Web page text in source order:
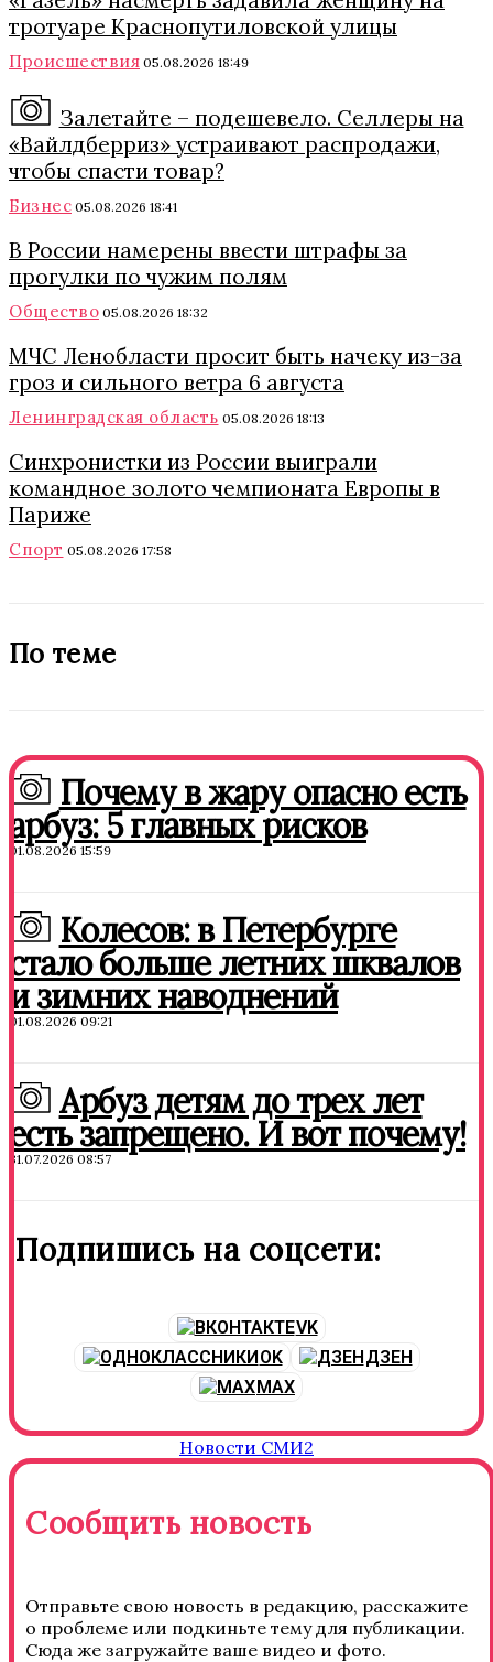
тротуаре Краснопутиловской улицы
Происшествия 05.08.2026 18:49
Залетайте – подешевело. Селлеры на
«Вайлдберриз» устраивают распродажи,
чтобы спасти товар?
Бизнес 05.08.2026 18:41
В России намерены ввести штрафы за
прогулки по чужим полям
Общество 05.08.2026 18:32
МЧС Ленобласти просит быть начеку из-за
гроз и сильного ветра 6 августа
Ленинградская область 05.08.2026 18:13
Синхронистки из России выиграли
командное золото чемпионата Европы в
Париже
Спорт 05.08.2026 17:58
По теме
Почему в жару опасно есть
арбуз: 5 главных рисков
01.08.2026 15:59
Колесов: в Петербурге
стало больше летних шквалов
и зимних наводнений
01.08.2026 09:21
Арбуз детям до трех лет
есть запрещено. И вот почему!
31.07.2026 08:57
Подпишись на соцсети:
VK
OK
ДЗЕН
MAX
Новости СМИ2
Сообщить новость
Отправьте свою новость в редакцию, расскажите
о проблеме или подкиньте тему для публикации.
Сюда же загружайте ваше видео и фото.